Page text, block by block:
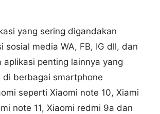
yang sering digandakan
sosial media WA, FB, IG dll, dan
aplikasi penting lainnya yang
di berbagai smartphone
seperti Xiaomi note 10, Xiami
note 11, Xiaomi redmi 9a dan